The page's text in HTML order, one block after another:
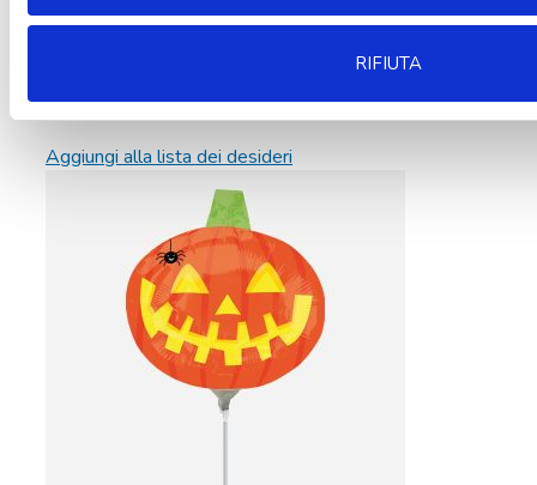
RIFIUTA
Aggiungi alla lista dei desideri